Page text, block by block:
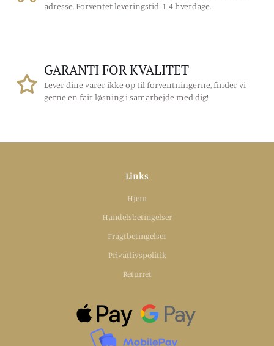
adresse. Forventet leveringstid: 1-4 hverdage.
GARANTI FOR KVALITET
Lever dine varer ikke op til forventningerne, finder vi
gerne en fair løsning i samarbejde med dig!
Links
Hjem
Handelsbetingelser
Fragtbetingelser
Privatlivspolitik
Returret